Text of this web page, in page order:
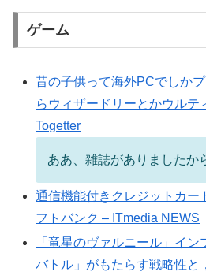
ゲーム
昔の子供って海外PCでしか
らウィザードリーとかウルテ
Togetter
ああ、雑誌がありましたか
通信機能付きクレジットカ
フトバンク – ITmedia NEWS
「竜星のヴァルニール」イ
バトル」がもたらす戦略性と